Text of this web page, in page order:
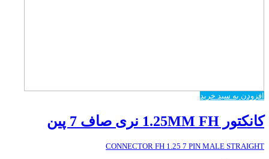
افزودن به سبد خرید
کانکتور 1.25MM FH نری صاف 7 پین
CONNECTOR FH 1.25 7 PIN MALE STRAIGHT